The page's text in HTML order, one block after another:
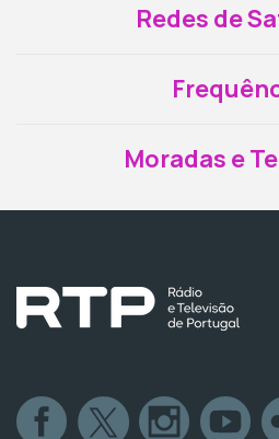
Redes de
Moradas e